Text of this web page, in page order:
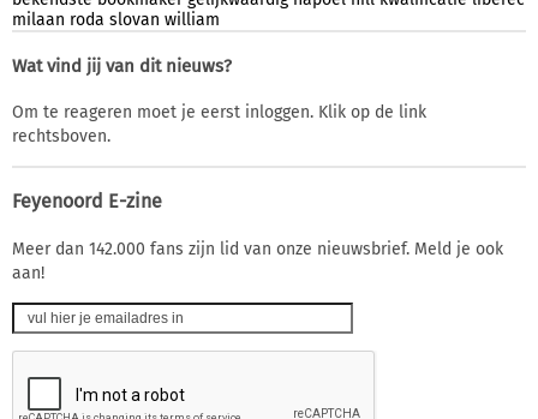
milaan roda slovan william
Wat vind jij van dit nieuws?
Om te reageren moet je eerst inloggen. Klik op de link
rechtsboven.
Feyenoord E-zine
Meer dan 142.000 fans zijn lid van onze nieuwsbrief. Meld je ook
aan!